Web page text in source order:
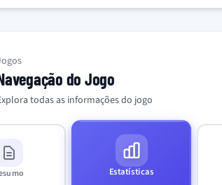
do Jogo
todas as informações do jogo
Estatísticas